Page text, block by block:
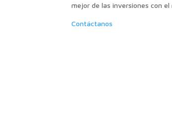
mejor de las inversiones con
Contáctanos